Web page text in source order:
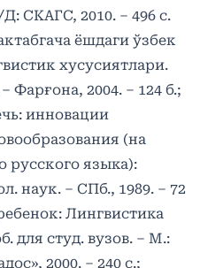
СКАГС, 2010. – 496 с.
ёшдаги ўзбек
хусусиятлари.
Фарғона, 2004. – 124 б.;
инновации
(на
русского языка):
наук. – СПб., 1989. – 72
Лингвистика
для студ. вузов. – М.:
2000. – 240 с.;